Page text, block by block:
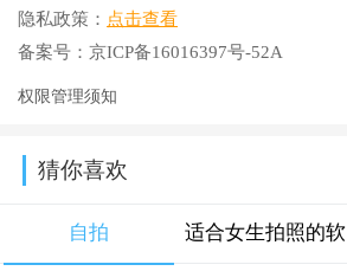
隐私政策： 点击查看
备案号： 京ICP备16016397号-52A
权限管理须知
猜你喜欢
自拍 适合女生拍照的软